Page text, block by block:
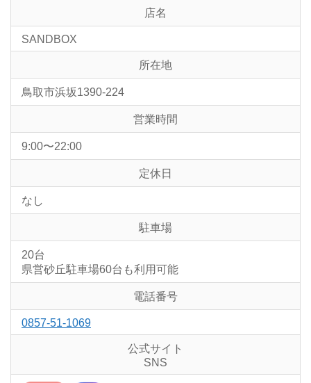
店名
SANDBOX
所在地
鳥取市浜坂1390-224
営業時間
9:00〜22:00
定休日
なし
駐車場
20台
県営砂丘駐車場60台も利用可能
電話番号
0857-51-1069
公式サイト
SNS